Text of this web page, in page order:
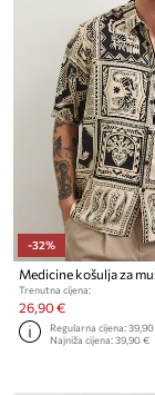
-32%
Trenutna cijena:
26,90 €
Regularna cijena:
Najniža cijena:39,90 €